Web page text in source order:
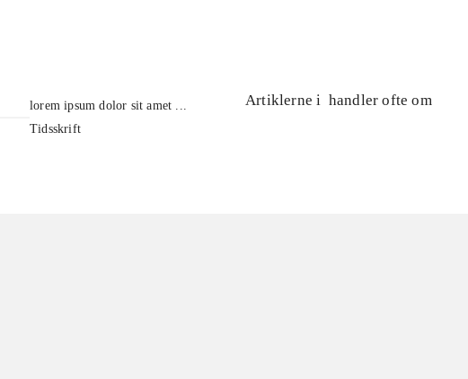
lorem ipsum dolor sit amet ...
Tidsskrift
Artiklerne i handler ofte om